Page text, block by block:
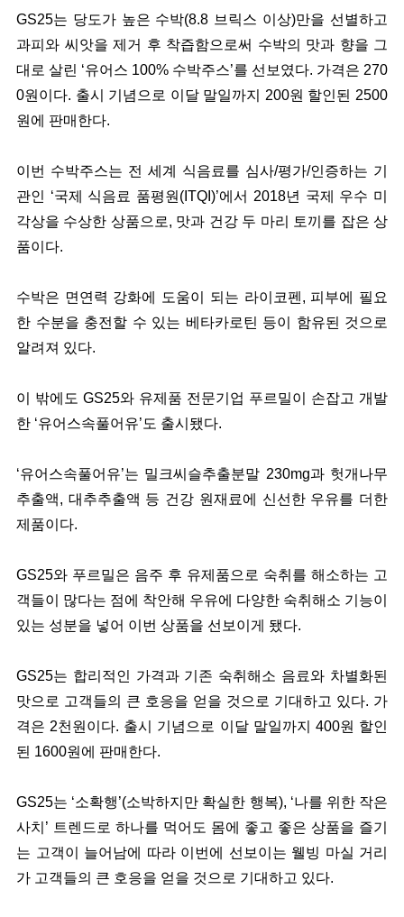
GS25는 당도가 높은 수박(8.8 브릭스 이상)만을 선별하고
과피와 씨앗을 제거 후 착즙함으로써 수박의 맛과 향을 그
대로 살린 ‘유어스 100% 수박주스’를 선보였다. 가격은 270
0원이다. 출시 기념으로 이달 말일까지 200원 할인된 2500
원에 판매한다.
이번 수박주스는 전 세계 식음료를 심사/평가/인증하는 기
관인 ‘국제 식음료 품평원(ITQI)’에서 2018년 국제 우수 미
각상을 수상한 상품으로, 맛과 건강 두 마리 토끼를 잡은 상
품이다.
수박은 면연력 강화에 도움이 되는 라이코펜, 피부에 필요
한 수분을 충전할 수 있는 베타카로틴 등이 함유된 것으로
알려져 있다.
이 밖에도 GS25와 유제품 전문기업 푸르밀이 손잡고 개발
한 ‘유어스속풀어유’도 출시됐다.
‘유어스속풀어유’는 밀크씨슬추출분말 230mg과 헛개나무
추출액, 대추추출액 등 건강 원재료에 신선한 우유를 더한
제품이다.
GS25와 푸르밀은 음주 후 유제품으로 숙취를 해소하는 고
객들이 많다는 점에 착안해 우유에 다양한 숙취해소 기능이
있는 성분을 넣어 이번 상품을 선보이게 됐다.
GS25는 합리적인 가격과 기존 숙취해소 음료와 차별화된
맛으로 고객들의 큰 호응을 얻을 것으로 기대하고 있다. 가
격은 2천원이다. 출시 기념으로 이달 말일까지 400원 할인
된 1600원에 판매한다.
GS25는 ‘소확행’(소박하지만 확실한 행복), ‘나를 위한 작은
사치’ 트렌드로 하나를 먹어도 몸에 좋고 좋은 상품을 즐기
는 고객이 늘어남에 따라 이번에 선보이는 웰빙 마실 거리
가 고객들의 큰 호응을 얻을 것으로 기대하고 있다.